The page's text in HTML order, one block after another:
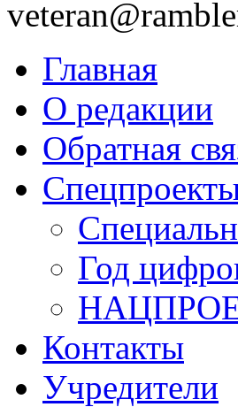
Главная
О редакции
Обратная
Год
Контакты
Учредители